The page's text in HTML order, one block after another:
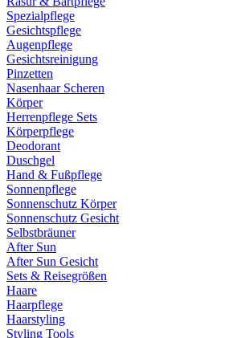
Spezialpflege
Gesichtspflege
Augenpflege
Gesichtsreinigung
Pinzetten
Nasenhaar Scheren
Körper
Herrenpflege Sets
Körperpflege
Deodorant
Duschgel
Hand & Fußpflege
Sonnenpflege
Sonnenschutz Körper
Sonnenschutz Gesicht
Selbstbräuner
After Sun
After Sun Gesicht
Sets & Reisegrößen
Haare
Haarpflege
Haarstyling
Styling Tools